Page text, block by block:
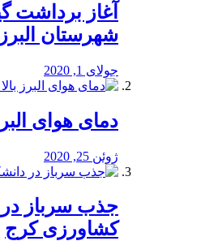
آغاز برداشت
شهرستان البرز
جولای 1, 2020
دمای هوای
ژوئن 25, 2020
جذب سرباز
کشاورزی کرج